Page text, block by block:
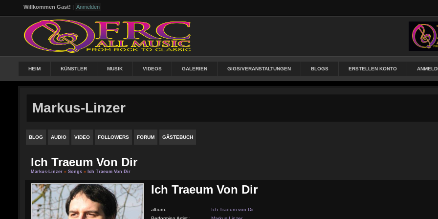
Willkommen Gast! | Anmelden
HEIM KÜNSTLER MUSIK VIDEOS GALERIEN GIGS/VERANSTALTUNGEN BLOGS ERSTELLEN KONTO
Markus-Linzer
BLOG AUDIO VIDEO FOLLOWERS FORUM GÄSTEBUCH
Ich Traeum Von Dir
Markus-Linzer » Songs » Ich Traeum Von Dir
Ich Traeum Von Dir
album:
Ich Traeum von Dir